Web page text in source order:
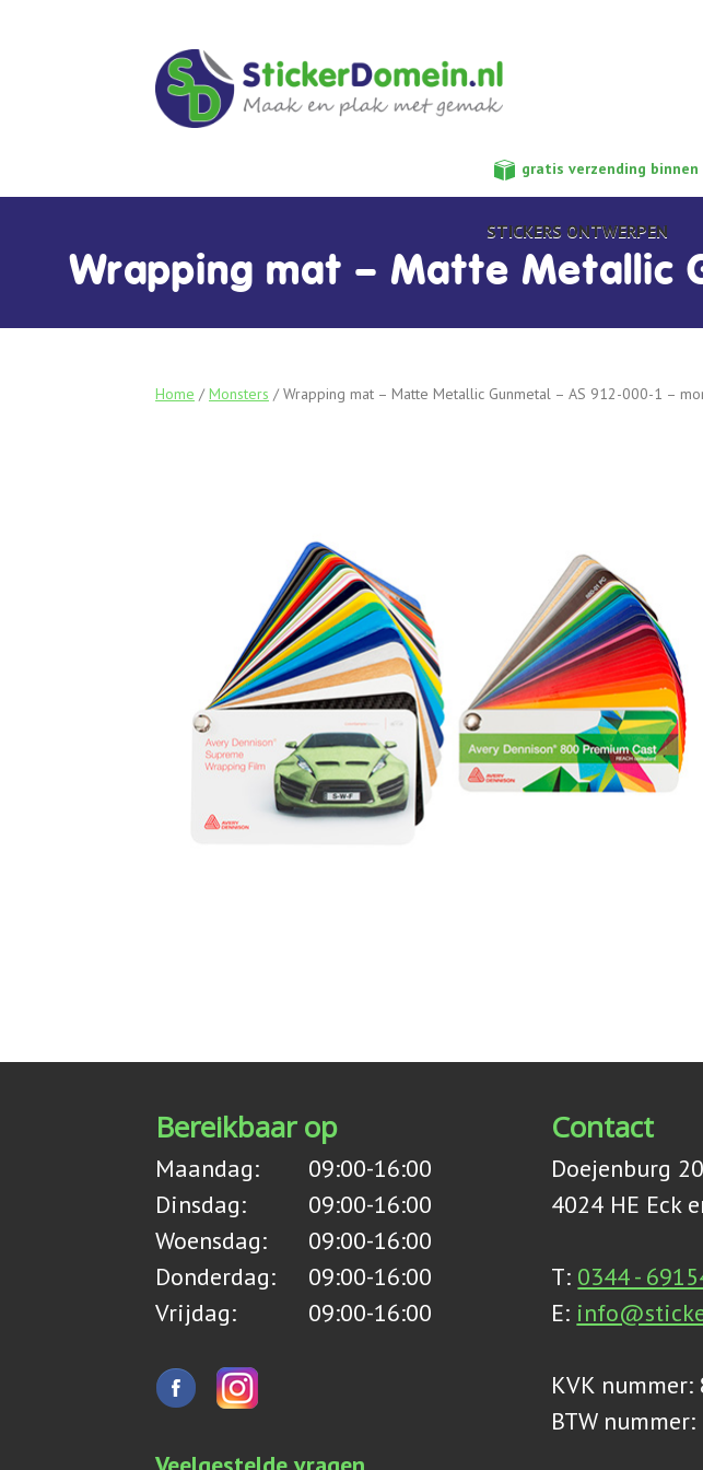
gratis verzending binnen
STICKERS ONTWERPEN
Wrapping mat – Matte Metallic
Home /Monsters / Wrapping mat – Matte Metallic Gunmetal – AS 912-000-1 –
Bereikbaar op
Maandag:
09:00-16:00
Dinsdag:
09:00-16:00
Woensdag:
09:00-16:00
Donderdag:
09:00-16:00
Vrijdag:
09:00-16:00
Contact
Doejenburg 20
4024 HE Eck
T: 0344 -
E:
KVK
BTW